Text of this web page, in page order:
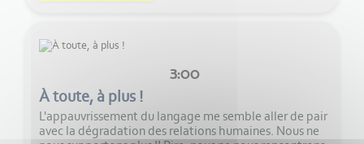
3:00
À toute, à plus !
L'appauvrissement du langage me semble aller de pair
avec la dégradation des relations humaines. Nous ne